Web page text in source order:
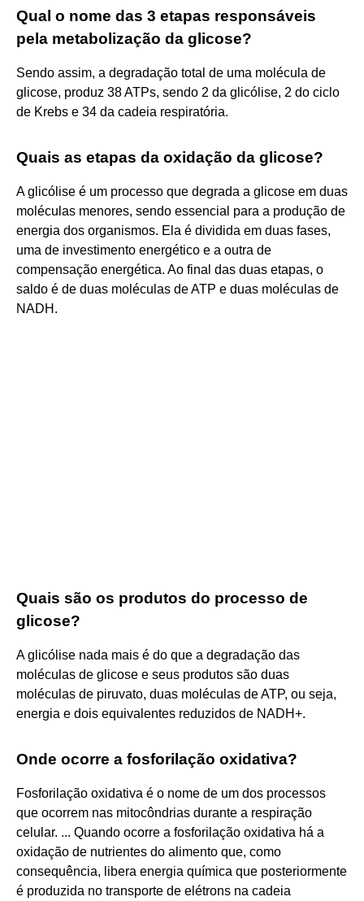
Qual o nome das 3 etapas responsáveis
pela metabolização da glicose?
Sendo assim, a degradação total de uma molécula de
glicose, produz 38 ATPs, sendo 2 da glicólise, 2 do ciclo
de Krebs e 34 da cadeia respiratória.
Quais as etapas da oxidação da glicose?
A glicólise é um processo que degrada a glicose em duas
moléculas menores, sendo essencial para a produção de
energia dos organismos. Ela é dividida em duas fases,
uma de investimento energético e a outra de
compensação energética. Ao final das duas etapas, o
saldo é de duas moléculas de ATP e duas moléculas de
NADH.
Quais são os produtos do processo de
glicose?
A glicólise nada mais é do que a degradação das
moléculas de glicose e seus produtos são duas
moléculas de piruvato, duas moléculas de ATP, ou seja,
energia e dois equivalentes reduzidos de NADH+.
Onde ocorre a fosforilação oxidativa?
Fosforilação oxidativa é o nome de um dos processos
que ocorrem nas mitocôndrias durante a respiração
celular. ... Quando ocorre a fosforilação oxidativa há a
oxidação de nutrientes do alimento que, como
consequência, libera energia química que posteriormente
é produzida no transporte de elétrons na cadeia